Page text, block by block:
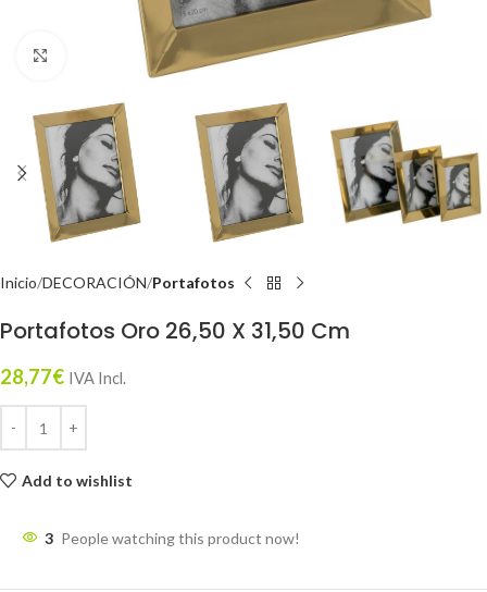
Click to enlarge
Inicio DECORACIÓN Portafotos
Portafotos Oro 26,50 X 31,50 Cm
28,77€ IVA Incl.
Add to wishlist
3 People watching this product now!